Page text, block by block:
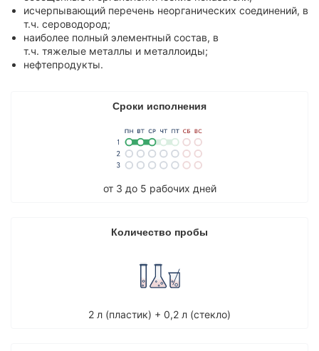
Элементный состав
Полициклические ароматические углеводороды (ПАУ)
Гранулометрический состав взвешенных частиц в воде
Анализ жидкой пробы: вода для бетонов
Агрохимический анализ почвы для сельскохозяйственных
Агрохимический анализ почвы для частных лиц
Анализ почвы на азотное питание растений
Анализ биологической активности почвы
Анализ почвы на безопасность
исчерпывающий перечень неорганических соединений, в
т.ч. сероводород;
наиболее полный элементный состав, в
т.ч. тяжелые металлы и металлоиды;
нефтепродукты.
Сроки исполнения
от 3 до 5 рабочих дней
Количество пробы
2 л (пластик) + 0,2 л (стекло)